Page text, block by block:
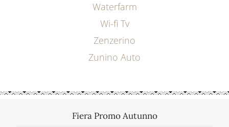
Waterfarm
Wi-fi Tv
Zenzerino
Zunino Auto
Fiera Promo Autunno